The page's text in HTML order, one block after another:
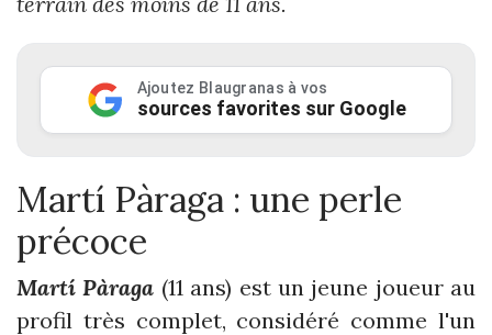
Ajoutez Blaugranas à vos
sources favorites sur Google
Martí Pàraga : une perle
précoce
Martí Pàraga (11 ans) est un jeune joueur au
profil très complet, considéré comme l'un